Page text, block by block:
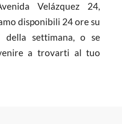
Velázquez 24,
disponibili 24 ore su
settimana, o se
a trovarti al tuo